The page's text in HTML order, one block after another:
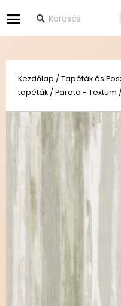
Kezdőlap / Tapéták és
tapéták / Parato - Textum